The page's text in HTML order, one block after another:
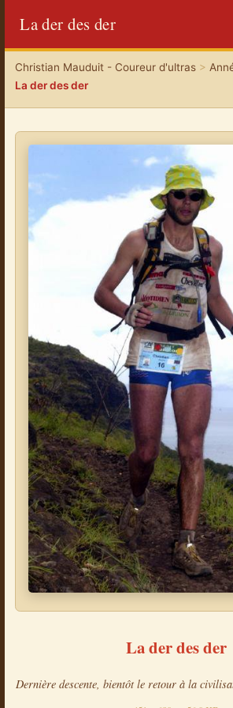
La der des der
Christian Mauduit - Coureur d'ultras>
La der des der
La der des der
Dernière descente, bientôt le retour à la